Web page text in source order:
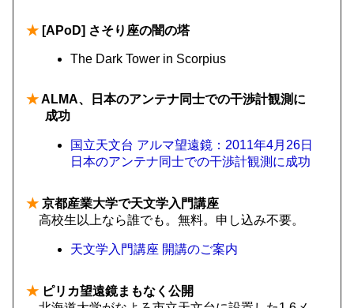
★ [APoD] さそり座の闇の塔
The Dark Tower in Scorpius
★ALMA、日本のアンテナ同士での干渉計観測に
成功
国立天文台 アルマ望遠鏡：2011年4月26日
日本のアンテナ同士での干渉計観測に成功
★ 京都産業大学で天文学入門講座
高校生以上なら誰でも。無料。申し込み不要。
天文学入門講座 開講のご案内
★ ピリカ望遠鏡まもなく公開